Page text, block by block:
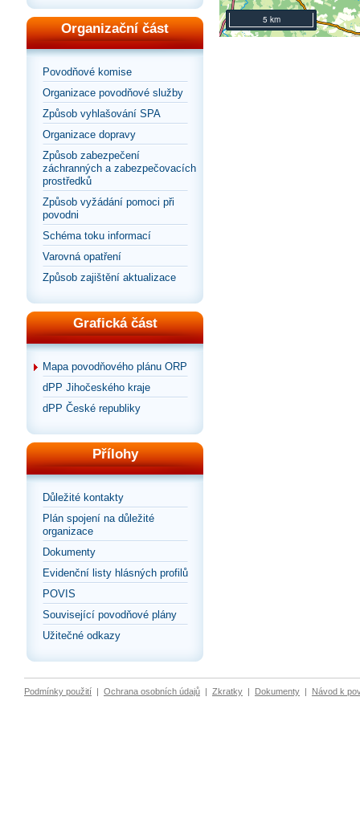
Organizační část
Povodňové komise
Organizace povodňové služby
Způsob vyhlašování SPA
Organizace dopravy
Způsob zabezpečení
záchranných a zabezpečovacích
prostředků
Způsob vyžádání pomoci při
povodni
Schéma toku informací
Varovná opatření
Způsob zajištění aktualizace
Grafická část
Mapa povodňového plánu ORP
dPP Jihočeského kraje
dPP České republiky
Přílohy
Důležité kontakty
Plán spojení na důležité
organizace
Dokumenty
Evidenční listy hlásných profilů
POVIS
Související povodňové plány
Užitečné odkazy
5 km
Podmínky použití | Ochrana osobních údajů | Zkratky | Dokumenty | Návod k